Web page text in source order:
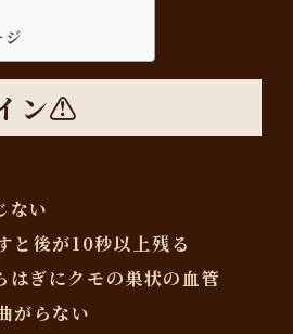
ジ
ン⚠️
ない
と後が10秒以上残る
ぎにクモの巣状の血管
がらない